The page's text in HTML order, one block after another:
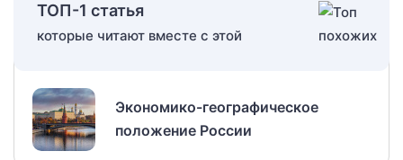
ТОП-1 статья
которые читают вместе с этой
Экономико-географическое
положение России